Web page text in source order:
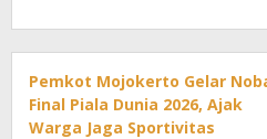
Pemkot Mojokerto Gelar
Final Piala Dunia 2026, Ajak
Warga Jaga Sportivitas